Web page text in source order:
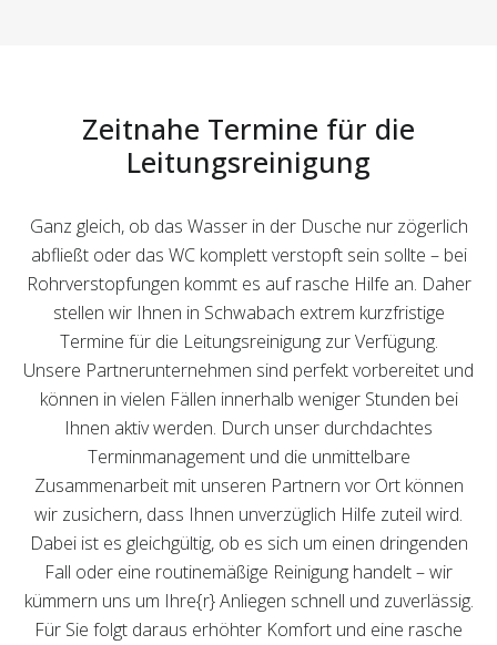
Zeitnahe Termine für die
Leitungsreinigung
Ganz gleich, ob das Wasser in der Dusche nur zögerlich
abfließt oder das WC komplett verstopft sein sollte – bei
Rohrverstopfungen kommt es auf rasche Hilfe an. Daher
stellen wir Ihnen in Schwabach extrem kurzfristige
Termine für die Leitungsreinigung zur Verfügung.
Unsere Partnerunternehmen sind perfekt vorbereitet und
können in vielen Fällen innerhalb weniger Stunden bei
Ihnen aktiv werden. Durch unser durchdachtes
Terminmanagement und die unmittelbare
Zusammenarbeit mit unseren Partnern vor Ort können
wir zusichern, dass Ihnen unverzüglich Hilfe zuteil wird.
Dabei ist es gleichgültig, ob es sich um einen dringenden
Fall oder eine routinemäßige Reinigung handelt – wir
kümmern uns um Ihre{r} Anliegen schnell und zuverlässig.
Für Sie folgt daraus erhöhter Komfort und eine rasche